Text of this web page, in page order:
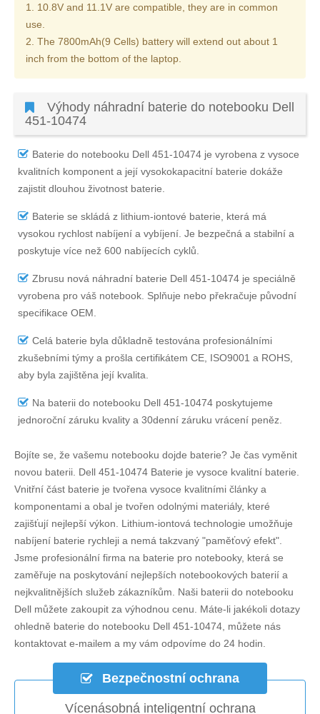
1. 10.8V and 11.1V are compatible, they are in common
use.
2. The 7800mAh(9 Cells) battery will extend out about 1
inch from the bottom of the laptop.
Výhody náhradní baterie do notebooku Dell
451-10474
Baterie do notebooku Dell 451-10474 je vyrobena z vysoce
kvalitních komponent a její vysokokapacitní baterie dokáže
zajistit dlouhou životnost baterie.
Baterie se skládá z lithium-iontové baterie, která má
vysokou rychlost nabíjení a vybíjení. Je bezpečná a stabilní a
poskytuje více než 600 nabíjecích cyklů.
Zbrusu nová náhradní baterie Dell 451-10474 je speciálně
vyrobena pro váš notebook. Splňuje nebo překračuje původní
specifikace OEM.
Celá baterie byla důkladně testována profesionálními
zkušebními týmy a prošla certifikátem CE, ISO9001 a ROHS,
aby byla zajištěna její kvalita.
Na baterii do notebooku Dell 451-10474 poskytujeme
jednoroční záruku kvality a 30denní záruku vrácení peněz.
Bojíte se, že vašemu notebooku dojde baterie? Je čas vyměnit
novou baterii. Dell 451-10474 Baterie je vysoce kvalitní baterie.
Vnitřní část baterie je tvořena vysoce kvalitními články a
komponentami a obal je tvořen odolnými materiály, které
zajišťují nejlepší výkon. Lithium-iontová technologie umožňuje
nabíjení baterie rychleji a nemá takzvaný "paměťový efekt".
Jsme profesionální firma na baterie pro notebooky, která se
zaměřuje na poskytování nejlepších notebookových baterií a
nejkvalitnějších služeb zákazníkům. Naši baterii do notebooku
Dell můžete zakoupit za výhodnou cenu. Máte-li jakékoli dotazy
ohledně baterie do notebooku Dell 451-10474 , můžete nás
kontaktovat e-mailem a my vám odpovíme do 24 hodin.
Bezpečnostní ochrana
Vícenásobná inteligentní ochrana